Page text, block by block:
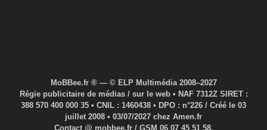
MoBBee.fr ® — © ELP Multimédia 2008–2027
Régie publicitaire de médias / sur le web • NAF 7312Z SIRET :
388 570 400 000 35 • CNIL : 1460438 • DPO : n°226 / Créé le 03
juillet 2008 • 03/07/2027 chez Amen.fr
Contact @ mobbee.fr / GSM 06 07 45 51 58.